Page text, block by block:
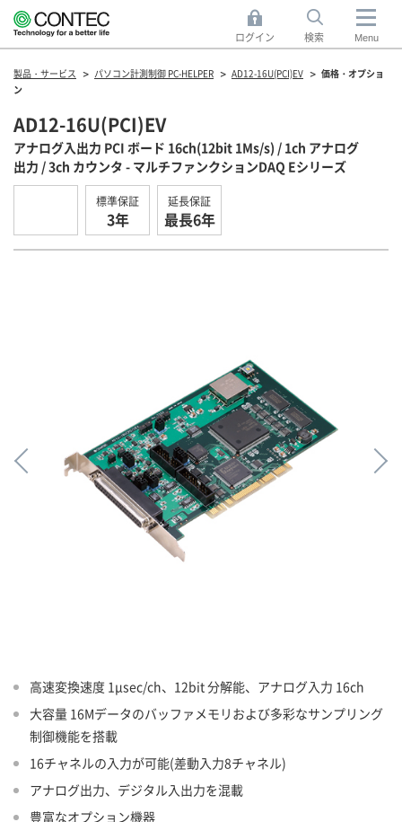
ログイン 検索 Menu
製品・サービス パソコン計測制御 PC-HELPER AD12-16U(PCI)EV
価格・オプショ
ン
AD12-16U(PCI)EV
アナログ入出力 PCI ボード 16ch(12bit 1Ms/s) / 1ch アナログ
出力 / 3ch カウンタ - マルチファンクションDAQ Eシリーズ
標準保証
3年
延長保証
最長6年
高速変換速度 1μsec/ch、12bit 分解能、アナログ入力 16ch
大容量 16Mデータのバッファメモリおよび多彩なサンプリング
制御機能を搭載
16チャネルの入力が可能(差動入力8チャネル)
アナログ出力、デジタル入出力を混載
豊富なオプション機器